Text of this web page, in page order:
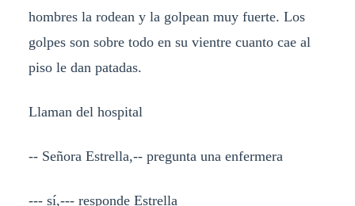
hombres la rodean y la golpean muy fuerte. Los
golpes son sobre todo en su vientre cuanto cae al
piso le dan patadas.
Llaman del hospital
-- Señora Estrella,-- pregunta una enfermera
--- sí,--- responde Estrella